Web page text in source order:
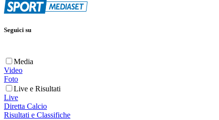
Seguici su
Media
Video
Foto
Live e Risultati
Live
Diretta Calcio
Risultati e Classifiche